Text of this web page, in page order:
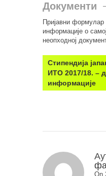
Документи
Пријавни
информације о
неопходној
Стипендија
ИТО 2017/18. –
информације
On